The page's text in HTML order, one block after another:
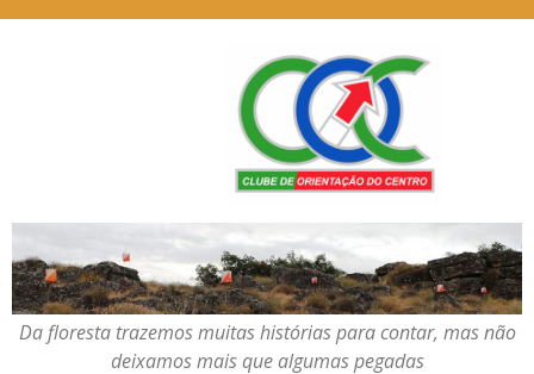
COC – CLUBE DE
ORIENTAÇÃO DO
CENTRO
Da floresta trazemos
muitas histórias para
contar, mas não deixamos
mais que algumas
pegadas
Da floresta trazemos muitas histórias para contar, mas não
deixamos mais que algumas pegadas